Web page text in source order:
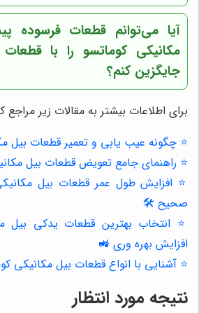
آیا می‌توانم قطعات فرسوده
مکانیکی کوماتسو را با
جایگزین کنم؟
برای اطلاعات بیشتر به مقالات زیر مراجع
⭐️ چگونه عیب یابی و تعمیر قطعات بیل
⭐️ راهنمای جامع تعویض قطعات بیل
⭐️ افزایش طول عمر قطعات بیل
صحیح 🛠️
⭐️ انتخاب بهترین قطعات یدکی بیل
افزایش بهره وری 🚜
⭐️ آشنایی با انواع قطعات بیل مکانیکی
نتیجه مورد انتظار